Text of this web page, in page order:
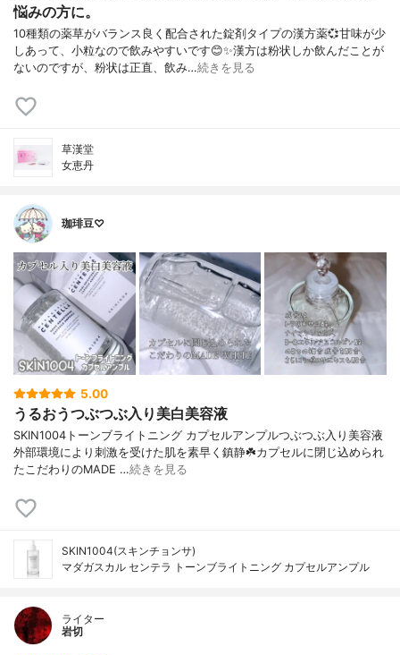
悩みの方に。
10種類の薬草がバランス良く配合された錠剤タイプの漢方薬💞甘味が少
しあって、小粒なので飲みやすいです😊✨漢方は粉状しか飲んだことが
ないのですが、粉状は正直、飲み…続きを見る
草漢堂
女恵丹
珈琲豆♡
5.00
うるおうつぶつぶ入り美白美容液
SKIN1004トーンブライトニング カプセルアンプルつぶつぶ入り美容液
外部環境により刺激を受けた肌を素早く鎮静☘️カプセルに閉じ込められ
たこだわりのMADE …続きを見る
SKIN1004(スキンチョンサ)
マダガスカル センテラ トーンブライトニング カプセルアンプル
ライター
岩切